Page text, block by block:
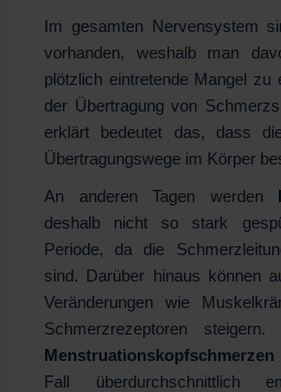
Im gesamten Nervensystem
vorhanden, weshalb man
plötzlich eintretende Mangel zu
der Übertragung von
erklärt bedeutet das, dass
Übertragungswege im Körper
An anderen Tagen werden
deshalb nicht so stark
Periode, da die
sind. Darüber hinaus können
Veränderungen wie
Schmerzrezeptoren
Menstruationskopfschmerzen
Fall überdurchschnittlich